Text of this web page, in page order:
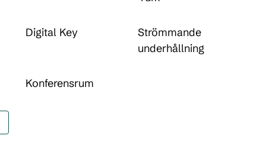
Digital Key
Strömmande
underhållning
Konferensrum